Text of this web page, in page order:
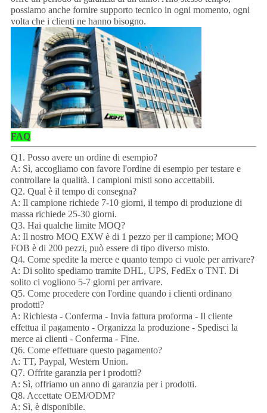
possiamo anche fornire supporto tecnico in ogni momento, ogni
volta che i clienti ne hanno bisogno.
FAQ
Q1. Posso avere un ordine di esempio?
A: Sì, accogliamo con favore l'ordine di esempio per testare e
controllare la qualità. I campioni misti sono accettabili.
Q2. Qual è il tempo di consegna?
A: Il campione richiede 7-10 giorni, il tempo di produzione di
massa richiede 25-30 giorni.
Q3. Hai qualche limite MOQ?
A: Il nostro MOQ EXW è di 1 pezzo per il campione; MOQ
FOB è di 200 pezzi, può essere di tipo diverso misto.
Q4. Come spedite la merce e quanto tempo ci vuole per arrivare?
A: Di solito spediamo tramite DHL, UPS, FedEx o TNT. Di
solito ci vogliono 5-7 giorni per arrivare.
Q5. Come procedere con l'ordine quando i clienti ordinano
prodotti?
A: Richiesta - Conferma - Invia fattura proforma - Il cliente
effettua il pagamento - Organizza la produzione - Spedisci la
merce ai clienti - Conferma - Fine.
Q6. Come effettuare questo pagamento?
A: TT, Paypal, Western Union.
Q7. Offrite garanzia per i prodotti?
A: Sì, offriamo un anno di garanzia per i prodotti.
Q8. Accettate OEM/ODM?
A: Sì, è disponibile.